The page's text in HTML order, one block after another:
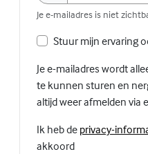
Je e-mailadres is niet
Stuur mijn ervaring
Je e-mailadres wordt
te kunnen sturen en
altijd weer afmelden via
Ik heb de privacy-
akkoord